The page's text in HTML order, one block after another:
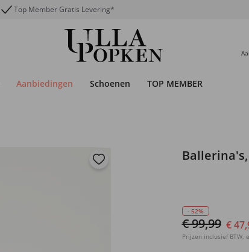
Top Member Gratis Levering*
Aanbiedingen Schoenen TOP MEMBER
- 52%
€ 99,99 €
Prijzen inclusief BTW,